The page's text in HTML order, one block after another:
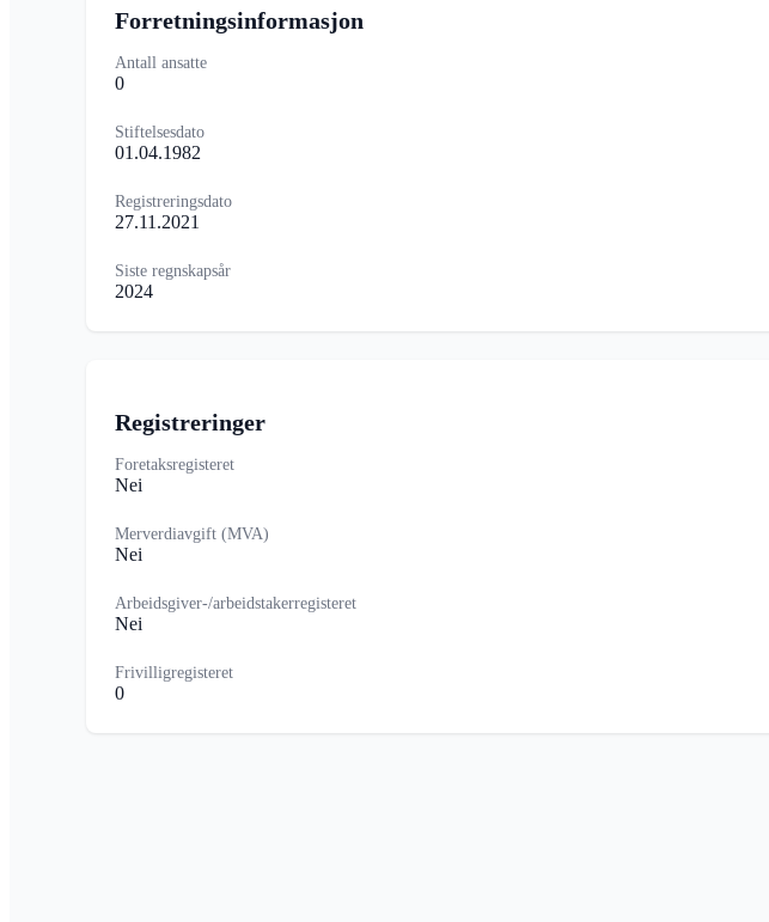
Forretningsinformasjon
Antall ansatte
0
Stiftelsesdato
01.04.1982
Registreringsdato
27.11.2021
Siste regnskapsår
2024
Registreringer
Foretaksregisteret
Nei
Merverdiavgift (MVA)
Nei
Arbeidsgiver-/arbeidstakerregisteret
Nei
Frivilligregisteret
0